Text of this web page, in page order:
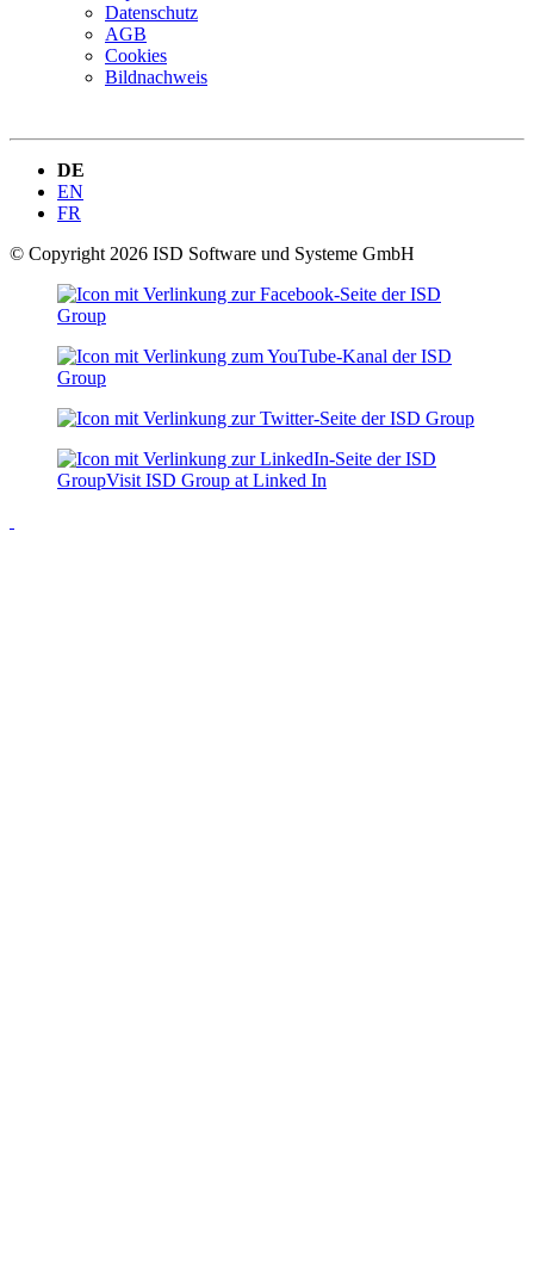
Datenschutz
AGB
Cookies
Bildnachweis
DE
EN
FR
© Copyright 2026 ISD Software und Systeme GmbH